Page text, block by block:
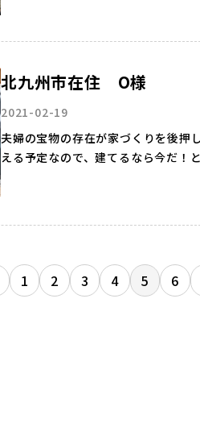
北九州市在住 O様
2021-02-19
夫婦の宝物の存在が家づくりを後押
える予定なので、建てるなら今だ！
1 2 3 4 5 6